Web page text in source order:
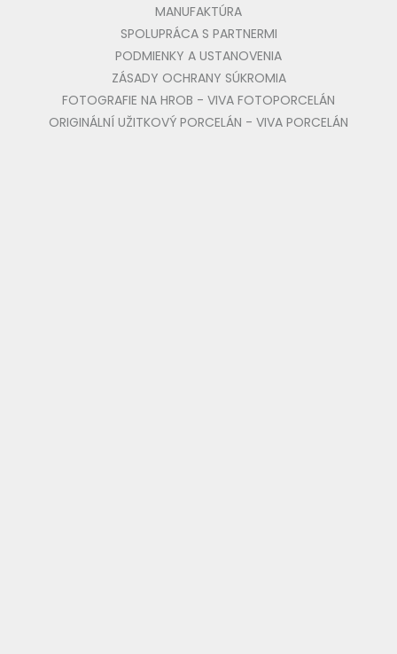
MANUFAKTÚRA
SPOLUPRÁCA S PARTNERMI
PODMIENKY A USTANOVENIA
ZÁSADY OCHRANY SÚKROMIA
FOTOGRAFIE NA HROB - VIVA FOTOPORCELÁN
ORIGINÁLNÍ UŽITKOVÝ PORCELÁN - VIVA PORCELÁN